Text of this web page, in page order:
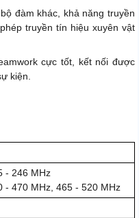
đàm khác, khả năng truyền
truyền tín hiệu xuyên vật
cực tốt, kết nối được
kiện.
- 246 MHz
- 470 MHz, 465 - 520 MHz